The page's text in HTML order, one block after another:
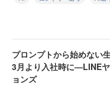
プロンプトから始めない
3月より入社時に—LINE
ョンズ